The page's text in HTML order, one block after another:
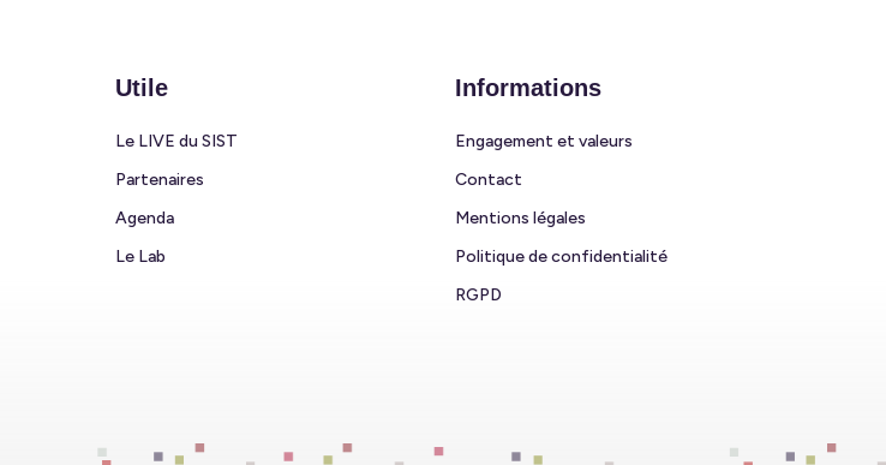
Utile
Le LIVE du SIST
Partenaires
Agenda
Le Lab
Informations
Engagement et valeurs
Contact
Mentions légales
Politique de confidentialité
RGPD